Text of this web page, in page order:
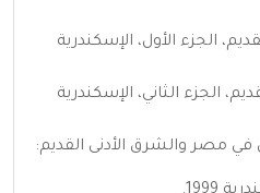
الجزء الأول، الإسكندرية
الجزء الثاني، الإسكندرية
مصر والشرق الأدنى القديم: